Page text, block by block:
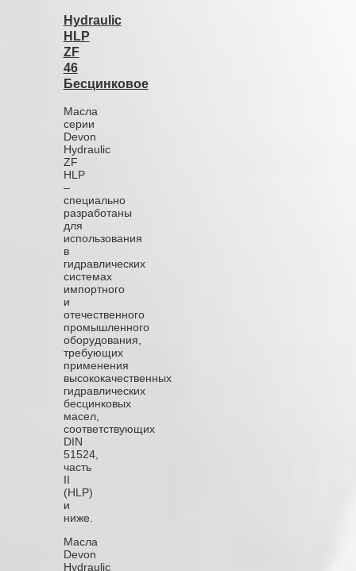
Hydraulic
HLP
ZF
46
Бесцинковое
Масла
серии
Devon
Hydraulic
ZF
HLP
–
специально
разработаны
для
использования
в
гидравлических
системах
импортного
и
отечественного
промышленного
оборудования,
требующих
применения
высококачественных
гидравлических
бесцинковых
масел,
соответствующих
DIN
51524,
часть
II
(HLP)
и
ниже.
Масла
Devon
Hydraulic